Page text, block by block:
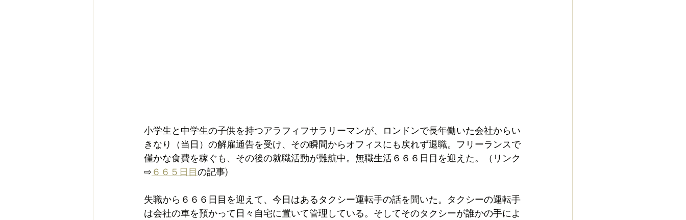
小学生と中学生の子供を持つアラフィフサラリーマンが、ロンドンで長年働いた会社からい
きなり（当日）の解雇通告を受け、その瞬間からオフィスにも戻れず退職。フリーランスで
僅かな食費を稼ぐも、その後の就職活動が難航中。無職生活６６６日目を迎えた。（リンク
⇨ ６６５日目の記事)
失職から６６６日目を迎えて、今日はあるタクシー運転手の話を聞いた。タクシーの運転手
は会社の車を預かって日々自宅に置いて管理している。そしてそのタクシーが誰かの手によ